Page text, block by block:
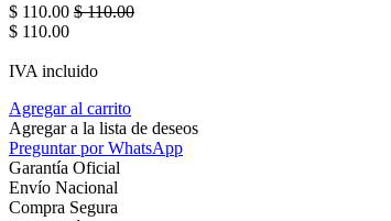
$ 110.00 $110.00
$ 110.00
IVA incluido
Agregar al carrito
Agregar a la lista de deseos
Preguntar por WhatsApp
Garantía Oficial
Envío Nacional
Compra Segura